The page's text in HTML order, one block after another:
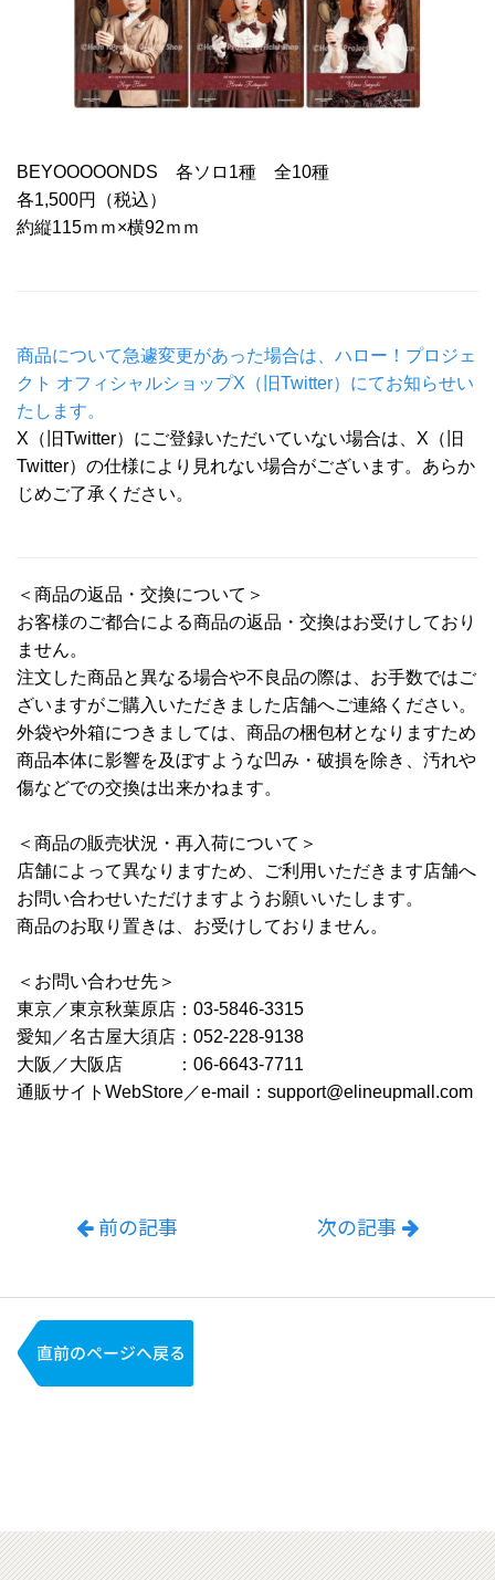
BEYOOOOONDS 各ソロ1種 全10種
各1,500円（税込）
約縦115ｍｍ×横92ｍｍ
商品について急遽変更があった場合は、ハロー！プロジェ
クト オフィシャルショップX（旧Twitter）にてお知らせい
たします。
X（旧Twitter）にご登録いただいていない場合は、X（旧
Twitter）の仕様により見れない場合がございます。あらか
じめご了承ください。
＜商品の返品・交換について＞
お客様のご都合による商品の返品・交換はお受けしており
ません。
注文した商品と異なる場合や不良品の際は、お手数ではご
ざいますがご購入いただきました店舗へご連絡ください。
外袋や外箱につきましては、商品の梱包材となりますため
商品本体に影響を及ぼすような凹み・破損を除き、汚れや
傷などでの交換は出来かねます。
＜商品の販売状況・再入荷について＞
店舗によって異なりますため、ご利用いただきます店舗へ
お問い合わせいただけますようお願いいたします。
商品のお取り置きは、お受けしておりません。
＜お問い合わせ先＞
東京／東京秋葉原店：03-5846-3315
愛知／名古屋大須店：052-228-9138
大阪／大阪店 ：06-6643-7711
通販サイトWebStore／e-mail：support@elineupmall.com
前の記事 次の記事